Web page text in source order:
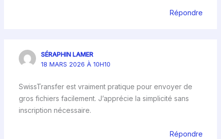
Répondre
SÉRAPHIN LAMER
18 MARS 2026 À 10H10
SwissTransfer est vraiment pratique pour envoyer de
gros fichiers facilement. J’apprécie la simplicité sans
inscription nécessaire.
Répondre